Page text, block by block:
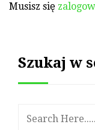
Musisz się
Szukaj w